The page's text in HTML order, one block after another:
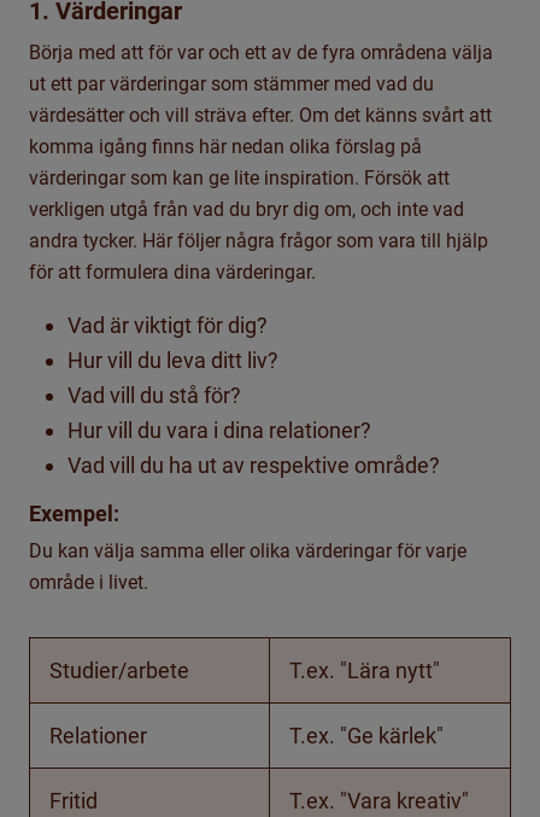
1. Värderingar
Börja med att för var och ett av de fyra områdena välja
ut ett par värderingar som stämmer med vad du
värdesätter och vill sträva efter. Om det känns svårt att
komma igång finns här nedan olika förslag på
värderingar som kan ge lite inspiration. Försök att
verkligen utgå från vad du bryr dig om, och inte vad
andra tycker. Här följer några frågor som vara till hjälp
för att formulera dina värderingar.
Vad är viktigt för dig?
Hur vill du leva ditt liv?
Vad vill du stå för?
Hur vill du vara i dina relationer?
Vad vill du ha ut av respektive område?
Exempel:
Du kan välja samma eller olika värderingar för varje
område i livet.
Studier/arbete T.ex. "Lära nytt"
Relationer T.ex. "Ge kärlek"
Fritid T.ex. "Vara kreativ"